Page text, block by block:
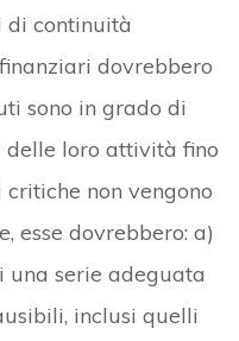
di continuità
dovrebbero
sono in grado di
loro attività fino
non vengono
esse dovrebbero: a)
serie adeguata
inclusi quelli